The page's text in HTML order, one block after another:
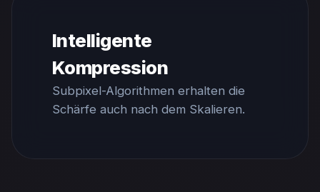
Intelligente
Kompression
Subpixel-Algorithmen erhalten die
Schärfe auch nach dem Skalieren.